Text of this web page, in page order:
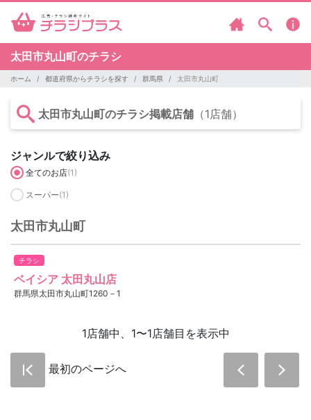
太田市丸山町のチラシ
ホーム 都道府県からチラシを探す 群馬県 太田市丸山町
太田市丸山町のチラシ掲載店舗 （1店舗）
ジャンルで絞り込み
全てのお店(1)
スーパー(1)
太田市丸山町
チラシ
ベイシア 太田丸山店
群馬県太田市丸山町1260－1
1店舗中、1〜1店舗目を表示中
最初のページへ